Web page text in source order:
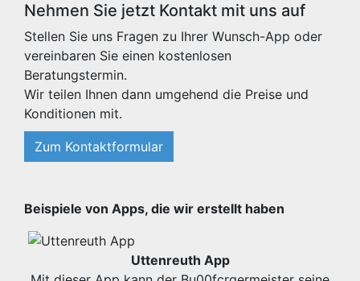
Nehmen Sie jetzt Kontakt mit uns auf
Stellen Sie uns Fragen zu Ihrer Wunsch-App oder
vereinbaren Sie einen kostenlosen
Beratungstermin.
Wir teilen Ihnen dann umgehend die Preise und
Konditionen mit.
Zum Kontaktformular
Beispiele von Apps, die wir erstellt haben
Uttenreuth App